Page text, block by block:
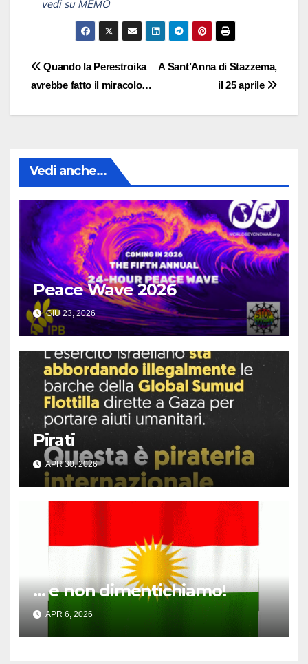
NavigazioneA Sant’Anna di Stazzema,
il 25 aprile
Quando la Perestroika
avrebbe fatto il miracolo…
Vedi anche...
Peace Wave 2026
GIU 23, 2026
Pirati
APR 30, 2026
… e non dimentichiamo!
APR 6, 2026